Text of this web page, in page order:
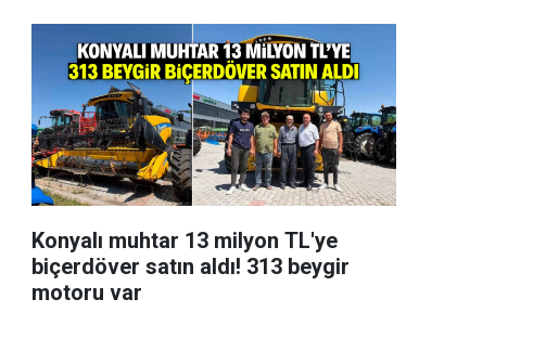
Konyalı muhtar 13 milyon TL'ye
biçerdöver satın aldı! 313 beygir
motoru var